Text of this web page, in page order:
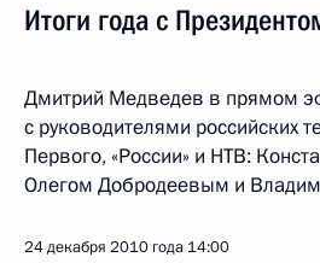
Итоги года с
Дмитрий Медведев в прямом
с руководителями российских
Первого, «России» и НТВ:
Олегом Добродеевым и
24 декабря 2010 года 14:00